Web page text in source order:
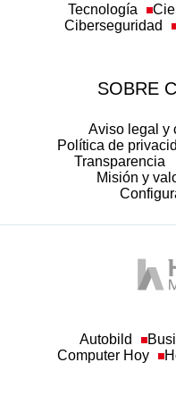
Tecnología
Ciberseguridad
SOBRE
Aviso legal y
Política de
Transparencia
Misión y
Autobild
Computer Hoy